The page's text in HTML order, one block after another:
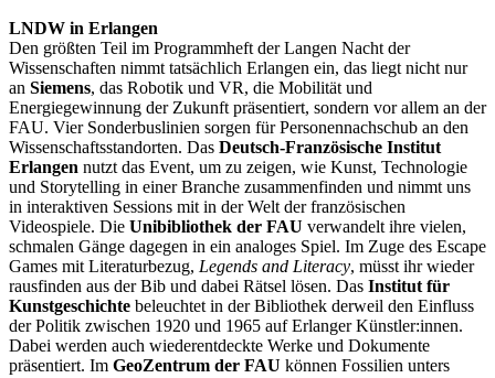
LNDW in Erlangen
Den größten Teil im Programmheft der Langen Nacht der
Wissenschaften nimmt tatsächlich Erlangen ein, das liegt nicht nur
an Siemens, das Robotik und VR, die Mobilität und
Energiegewinnung der Zukunft präsentiert, sondern vor allem an der
FAU. Vier Sonderbuslinien sorgen für Personennachschub an den
Wissenschaftsstandorten. Das Deutsch-Französische Institut
Erlangen nutzt das Event, um zu zeigen, wie Kunst, Technologie
und Storytelling in einer Branche zusammenfinden und nimmt uns
in interaktiven Sessions mit in der Welt der französischen
Videospiele. Die Unibibliothek der FAU verwandelt ihre vielen,
schmalen Gänge dagegen in ein analoges Spiel. Im Zuge des Escape
Games mit Literaturbezug, Legends and Literacy, müsst ihr wieder
rausfinden aus der Bib und dabei Rätsel lösen. Das Institut für
Kunstgeschichte beleuchtet in der Bibliothek derweil den Einfluss
der Politik zwischen 1920 und 1965 auf Erlanger Künstler:innen.
Dabei werden auch wiederentdeckte Werke und Dokumente
präsentiert. Im GeoZentrum der FAU können Fossilien unters